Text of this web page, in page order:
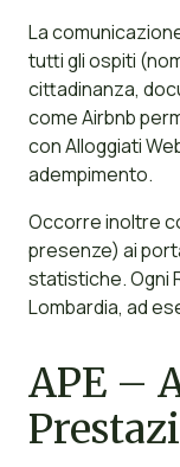
La
tutti gli ospiti
cittadinanza,
come Airbnb
con Alloggiati
adempimento.
Occorre inoltre
presenze) ai
statistiche. Ogni
Lombardia, ad
APE –